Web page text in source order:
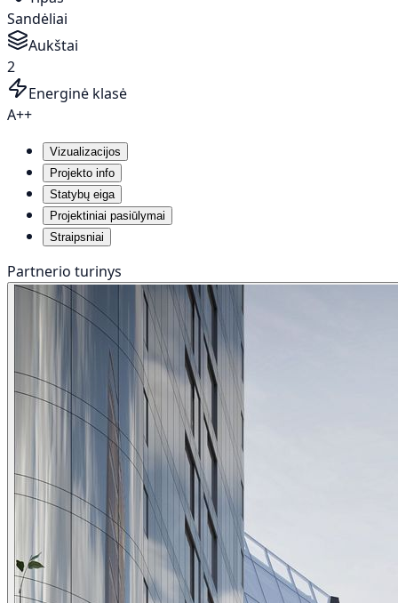
Sandėliai
Aukštai
2
Energinė klasė
A++
Vizualizacijos
Projekto info
Statybų eiga
Projektiniai pasiūlymai
Straipsniai
Partnerio turinys